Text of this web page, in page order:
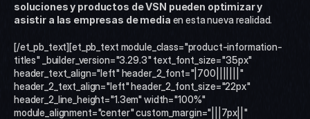
soluciones y productos de VSN pueden optimizar y
asistir a las empresas de media en esta nueva realidad.
[/et_pb_text][et_pb_text module_class="product-information-
titles" _builder_version="3.29.3" text_font_size="35px"
header_text_align="left" header_2_font="|700|||||||"
header_2_text_align="left" header_2_font_size="22px"
header_2_line_height="1.3em" width="100%"
module_alignment="center" custom_margin="|||7px||"